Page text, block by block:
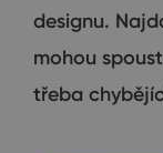
designu.
mohou
třeba